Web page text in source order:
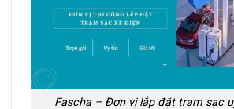
Fascha – Đơn vị lắp đặt trạm sạc